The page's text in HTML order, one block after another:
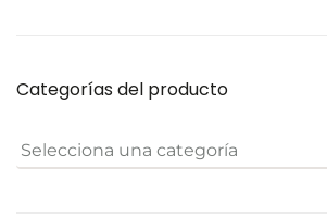
Categorías del producto